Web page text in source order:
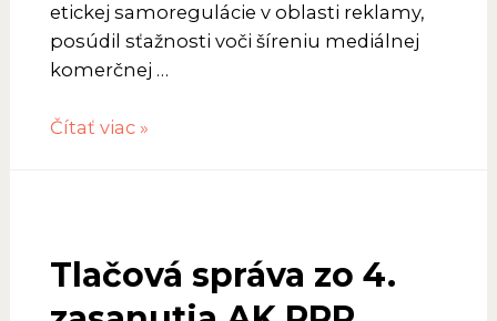
etickej samoregulácie v oblasti reklamy,
posúdil sťažnosti voči šíreniu mediálnej
komerčnej …
Tlačová
senátu
Čítať viac »
Tlačová správa zo 4.